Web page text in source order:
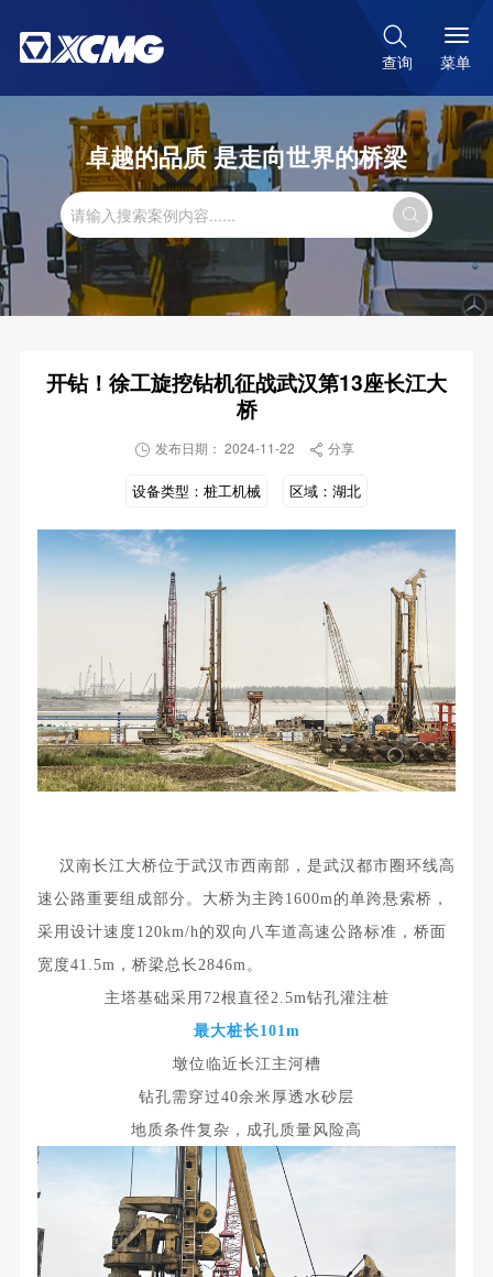

查询 菜单
卓越的品质 是走向世界的桥梁

开钻！徐工旋挖钻机征战武汉第13座长江大
桥
 发布日期： 2024-11-22  分享
设备类型： 桩工机械 区域： 湖北
汉南长江大桥位于武汉市西南部，是武汉都市圈环线高
速公路重要组成部分。大桥为主跨1600m的单跨悬索桥，
采用设计速度120km/h的双向八车道高速公路标准，桥面
宽度41.5m，桥梁总长2846m。
主塔基础采用72根直径2.5m钻孔灌注桩
最大桩长101m
墩位临近长江主河槽
钻孔需穿过40余米厚透水砂层
地质条件复杂，成孔质量风险高